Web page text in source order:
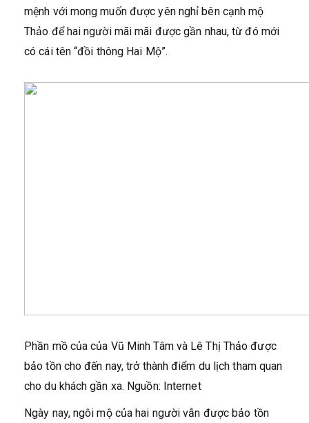
mệnh với mong muốn được yên nghỉ bên cạnh mộ
Thảo để hai người mãi mãi được gần nhau, từ đó mới
có cái tên “đồi thông Hai Mộ”.
Phần mồ của của Vũ Minh Tâm và Lê Thị Thảo được
bảo tồn cho đến nay, trở thành điểm du lịch tham quan
cho du khách gần xa. Nguồn: Internet
Ngày nay, ngôi mộ của hai người vẫn được bảo tồn